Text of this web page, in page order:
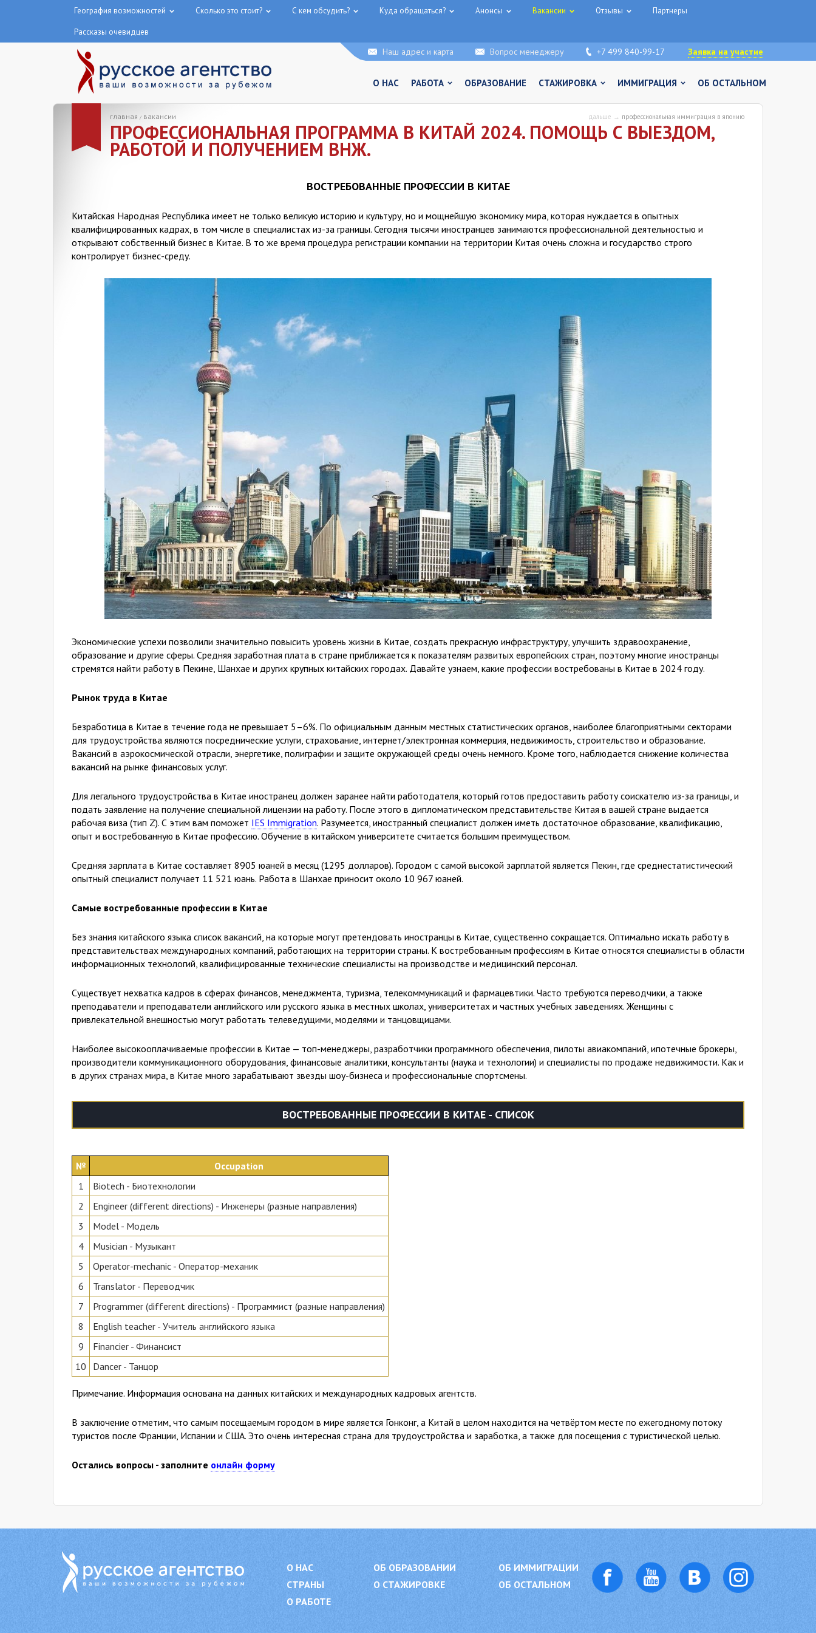
География возможностей Сколько это стоит? С кем обсудить? Куда обращаться? Анонсы Вакансии Отзывы Партнеры
Рассказы очевидцев
Заявка на участие
+7 499 840-99-17
Вопрос менеджеру
Наш адрес и карта
О НАС РАБОТА ОБРАЗОВАНИЕ СТАЖИРОВКА ИММИГРАЦИЯ ОБ ОСТАЛЬНОМ
дальше → профессиональная иммиграция в японию
главная / вакансии
ПРОФЕССИОНАЛЬНАЯ ПРОГРАММА В КИТАЙ 2024. ПОМОЩЬ С ВЫЕЗДОМ,
РАБОТОЙ И ПОЛУЧЕНИЕМ ВНЖ.
ВОСТРЕБОВАННЫЕ ПРОФЕССИИ В КИТАЕ
Китайская Народная Республика имеет не только великую историю и культуру, но и мощнейшую экономику мира, которая нуждается в опытных
квалифицированных кадрах, в том числе в специалистах из-за границы. Сегодня тысячи иностранцев занимаются профессиональной деятельностью и
открывают собственный бизнес в Китае. В то же время процедура регистрации компании на территории Китая очень сложна и государство строго
контролирует бизнес-среду.
Экономические успехи позволили значительно повысить уровень жизни в Китае, создать прекрасную инфраструктуру, улучшить здравоохранение,
образование и другие сферы. Средняя заработная плата в стране приближается к показателям развитых европейских стран, поэтому многие иностранцы
стремятся найти работу в Пекине, Шанхае и других крупных китайских городах. Давайте узнаем, какие профессии востребованы в Китае в 2024 году.
Рынок труда в Китае
Безработица в Китае в течение года не превышает 5–6%. По официальным данным местных статистических органов, наиболее благоприятными секторами
для трудоустройства являются посреднические услуги, страхование, интернет/электронная коммерция, недвижимость, строительство и образование.
Вакансий в аэрокосмической отрасли, энергетике, полиграфии и защите окружающей среды очень немного. Кроме того, наблюдается снижение количества
вакансий на рынке финансовых услуг.
Для легального трудоустройства в Китае иностранец должен заранее найти работодателя, который готов предоставить работу соискателю из-за границы, и
подать заявление на получение специальной лицензии на работу. После этого в дипломатическом представительстве Китая в вашей стране выдается
рабочая виза (тип Z). С этим вам поможет IES Immigration. Разумеется, иностранный специалист должен иметь достаточное образование, квалификацию,
опыт и востребованную в Китае профессию. Обучение в китайском университете считается большим преимуществом.
Средняя зарплата в Китае составляет 8905 юаней в месяц (1295 долларов). Городом с самой высокой зарплатой является Пекин, где среднестатистический
опытный специалист получает 11 521 юань. Работа в Шанхае приносит около 10 967 юаней.
Самые востребованные профессии в Китае
Без знания китайского языка список вакансий, на которые могут претендовать иностранцы в Китае, существенно сокращается. Оптимально искать работу в
представительствах международных компаний, работающих на территории страны. К востребованным профессиям в Китае относятся специалисты в области
информационных технологий, квалифицированные технические специалисты на производстве и медицинский персонал.
Существует нехватка кадров в сферах финансов, менеджмента, туризма, телекоммуникаций и фармацевтики. Часто требуются переводчики, а также
преподаватели и преподаватели английского или русского языка в местных школах, университетах и частных учебных заведениях. Женщины с
привлекательной внешностью могут работать телеведущими, моделями и танцовщицами.
Наиболее высокооплачиваемые профессии в Китае — топ-менеджеры, разработчики программного обеспечения, пилоты авиакомпаний, ипотечные брокеры,
производители коммуникационного оборудования, финансовые аналитики, консультанты (наука и технологии) и специалисты по продаже недвижимости. Как и
в других странах мира, в Китае много зарабатывают звезды шоу-бизнеса и профессиональные спортсмены.
ВОСТРЕБОВАННЫЕ ПРОФЕССИИ В КИТАЕ - СПИСОК
№
Occupation
1
Biotech - Биотехнологии
2
Engineer (different directions) - Инженеры (разные направления)
3
Model - Модель
4
Musician - Музыкант
5
Operator-mechanic - Оператор-механик
6
Translator - Переводчик
7
Programmer (different directions) - Программист (разные направления)
8
English teacher - Учитель английского языка
9
Financier - Финансист
10
Dancer - Танцор
Примечание. Информация основана на данных китайских и международных кадровых агентств.
В заключение отметим, что самым посещаемым городом в мире является Гонконг, а Китай в целом находится на четвёртом месте по ежегодному потоку
туристов после Франции, Испании и США. Это очень интересная страна для трудоустройства и заработка, а также для посещения с туристической целью.
Остались вопросы - заполните онлайн форму
О НАС
СТРАНЫ
О РАБОТЕ
ОБ ОБРАЗОВАНИИ
О СТАЖИРОВКЕ
ОБ ИММИГРАЦИИ
ОБ ОСТАЛЬНОМ